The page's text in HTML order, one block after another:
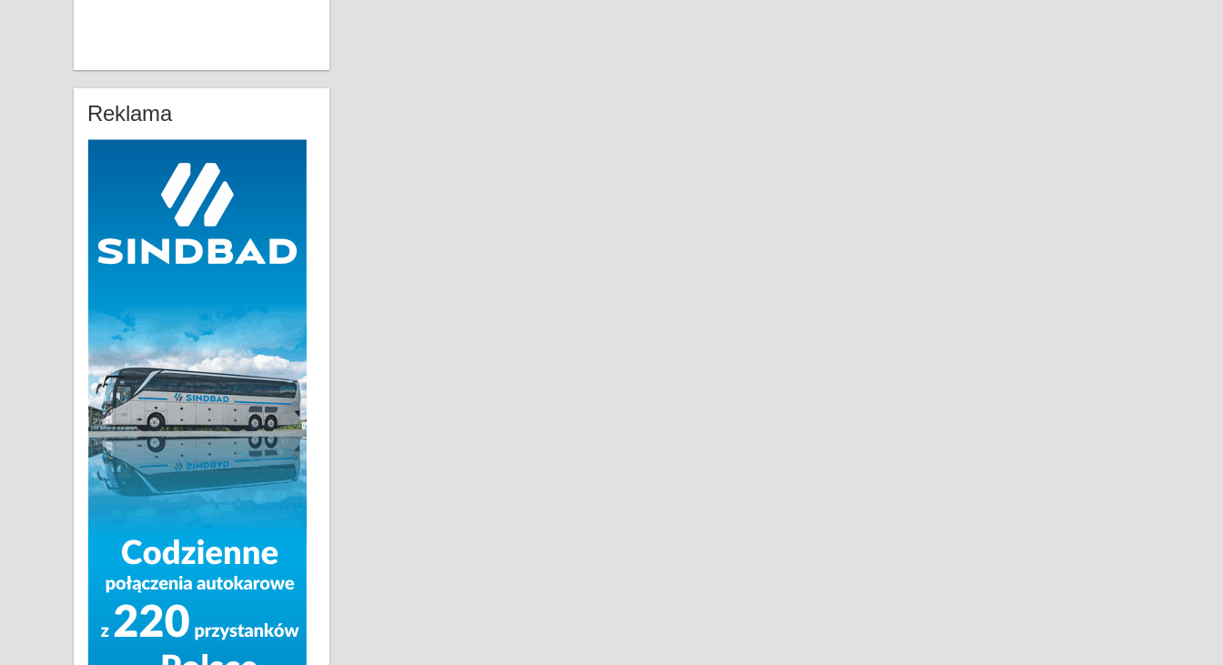
Reklama